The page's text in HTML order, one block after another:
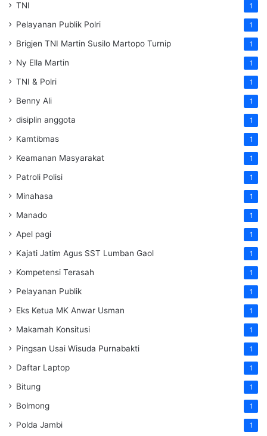
TNI 1
Pelayanan Publik Polri 1
Brigjen TNI Martin Susilo Martopo Turnip 1
Ny Ella Martin 1
TNI & Polri 1
Benny Ali 1
disiplin anggota 1
Kamtibmas 1
Keamanan Masyarakat 1
Patroli Polisi 1
Minahasa 1
Manado 1
Apel pagi 1
Kajati Jatim Agus SST Lumban Gaol 1
Kompetensi Terasah 1
Pelayanan Publik 1
Eks Ketua MK Anwar Usman 1
Makamah Konsitusi 1
Pingsan Usai Wisuda Purnabakti 1
Daftar Laptop 1
Bitung 1
Bolmong 1
Polda Jambi 1